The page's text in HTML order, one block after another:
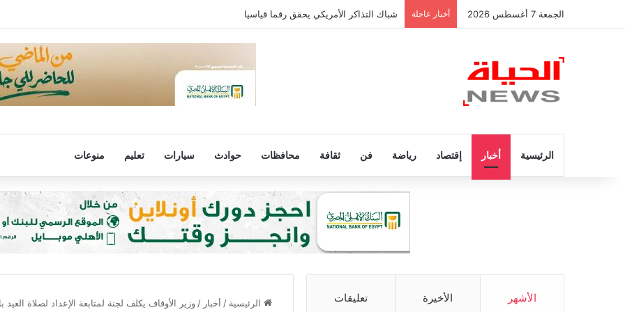
الجمعة 7 أغسطس 2026 أخبار عاجلة شباك التذاكر الأمريكي يحقق رقما قياسيا
الرئيسية أخبار إقتصاد رياضة فن ثقافة محافظات حوادث سيارات تعليم منوعات
الرئيسية / أخبار / وزير الأوقاف يكلف لجنة لمتابعة الإعداد لصلاة الأشهر الأخيرة تعليقات